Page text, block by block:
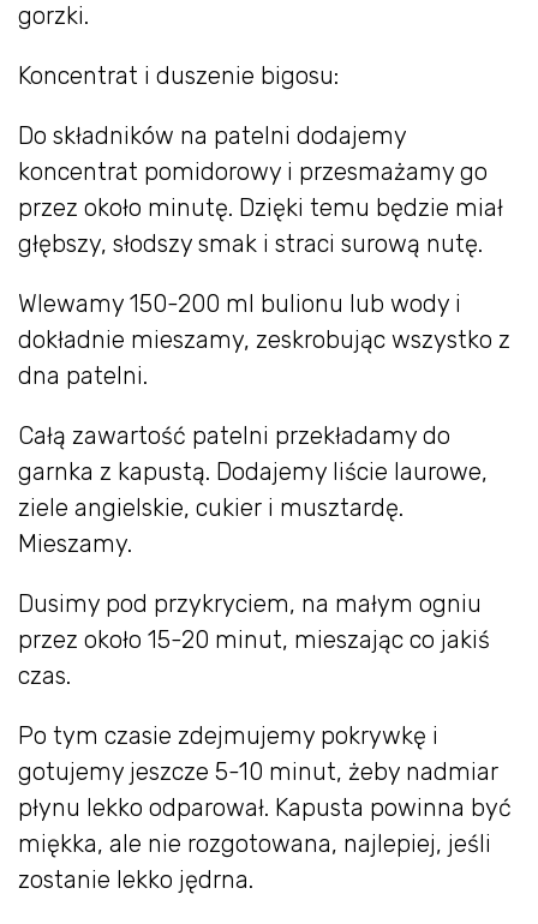
gorzki.
Koncentrat i duszenie bigosu:
Do składników na patelni dodajemy
koncentrat pomidorowy i przesmażamy go
przez około minutę. Dzięki temu będzie miał
głębszy, słodszy smak i straci surową nutę.
Wlewamy 150-200 ml bulionu lub wody i
dokładnie mieszamy, zeskrobując wszystko z
dna patelni.
Całą zawartość patelni przekładamy do
garnka z kapustą. Dodajemy liście laurowe,
ziele angielskie, cukier i musztardę.
Mieszamy.
Dusimy pod przykryciem, na małym ogniu
przez około 15-20 minut, mieszając co jakiś
czas.
Po tym czasie zdejmujemy pokrywkę i
gotujemy jeszcze 5-10 minut, żeby nadmiar
płynu lekko odparował. Kapusta powinna być
miękka, ale nie rozgotowana, najlepiej, jeśli
zostanie lekko jędrna.